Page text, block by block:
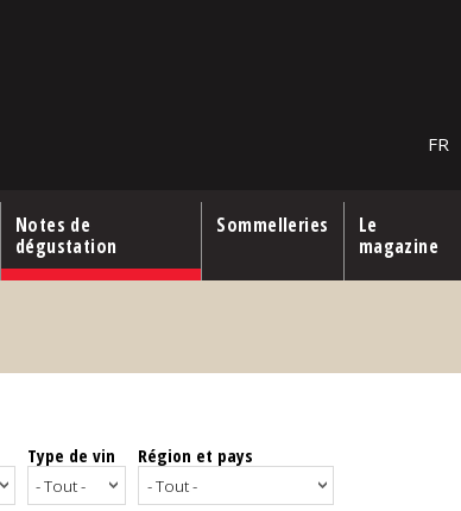
FR
Notes de
dégustation
Sommelleries
Le
magazine
Type de vin Région et pays